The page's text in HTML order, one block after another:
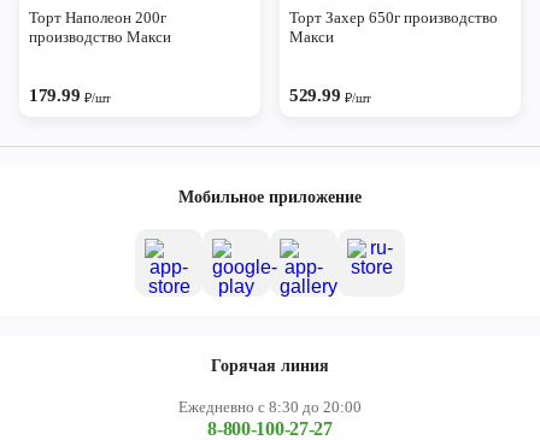
Торт Наполеон 200г
производство Макси
179.99 ₽/шт
Торт Захер 650г производство
Макси
529.99 ₽/шт
Мобильное приложение
Горячая линия
Ежедневно с 8:30 до 20:00
8-800-100-27-27